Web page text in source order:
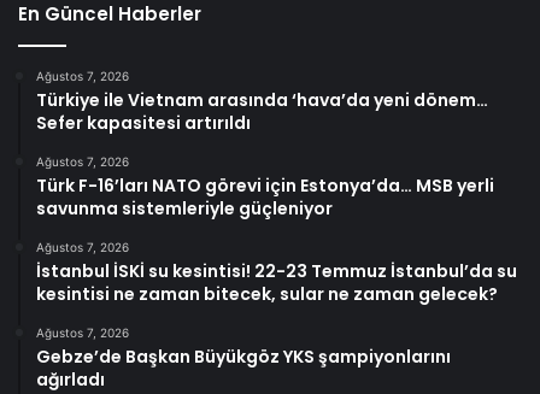
En Güncel Haberler
Ağustos 7, 2026
Türkiye ile Vietnam arasında ‘hava’da yeni dönem…
Sefer kapasitesi artırıldı
Ağustos 7, 2026
Türk F-16’ları NATO görevi için Estonya’da… MSB yerli
savunma sistemleriyle güçleniyor
Ağustos 7, 2026
İstanbul İSKİ su kesintisi! 22-23 Temmuz İstanbul’da su
kesintisi ne zaman bitecek, sular ne zaman gelecek?
Ağustos 7, 2026
Gebze’de Başkan Büyükgöz YKS şampiyonlarını
ağırladı